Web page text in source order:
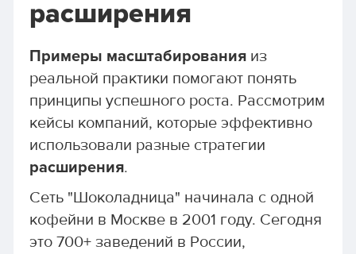
расширения
Примеры масштабированияиз
реальной практики помогают понять
принципы успешного роста. Рассмотрим
кейсы компаний, которые эффективно
использовали разные стратегии
расширения.
Сеть "Шоколадница" начинала с одной
кофейни в Москве в 2001 году. Сегодня
это 700+ заведений в России,